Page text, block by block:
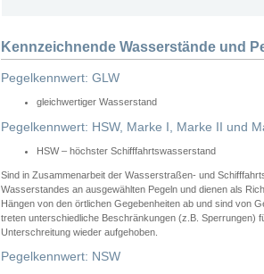
Kennzeichnende Wasserstände und
Pegelkennwert: GLW
gleichwertiger Wasserstand
Pegelkennwert: HSW, Marke I, Marke II und
HSW – höchster Schifffahrtswasserstand
Sind in Zusammenarbeit der Wasserstraßen- und
Wasserstandes an ausgewählten Pegeln und dienen als
Hängen von den örtlichen Gegebenheiten ab und sind von
treten unterschiedliche Beschränkungen (z.B. Sperrungen)
Unterschreitung wieder aufgehoben.
Pegelkennwert: NSW